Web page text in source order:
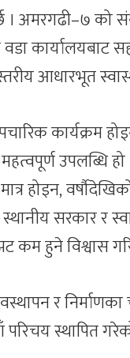
। अमरगढी–७ को
कार्यालयबाट
आधारभूत
कार्यक्रम
उपलब्धि
होइन,
सरकार र
कम हुने विश्वास
र
स्थापित